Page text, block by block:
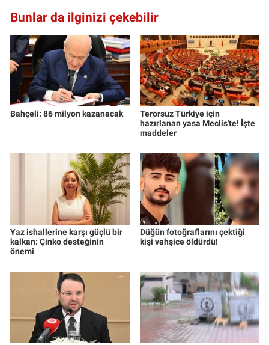
Bunlar da ilginizi çekebilir
Bahçeli: 86 milyon kazanacak
Terörsüz Türkiye için
hazırlanan yasa Meclis'te! İşte
maddeler
Yaz ishallerine karşı güçlü bir
kalkan: Çinko desteğinin
önemi
Düğün fotoğraflarını çektiği
kişi vahşice öldürdü!